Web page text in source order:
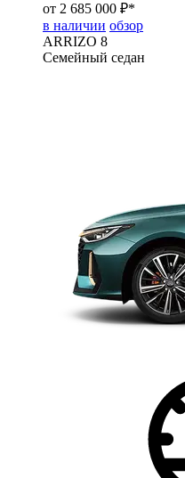
от 2 685 000 ₽*
в наличии обзор
ARRIZO 8
Семейный седан